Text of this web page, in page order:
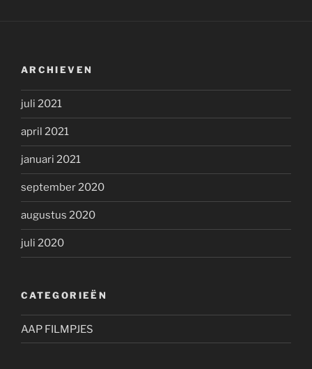
ARCHIEVEN
juli 2021
april 2021
januari 2021
september 2020
augustus 2020
juli 2020
CATEGORIEËN
AAP FILMPJES